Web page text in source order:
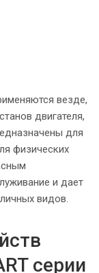
везде,
двигателя,
для
физических
и дает
видов.
серии